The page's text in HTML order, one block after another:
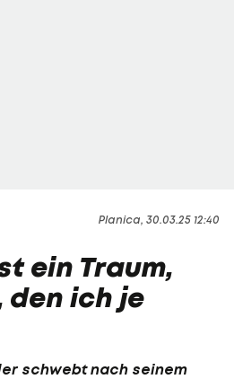
Planica, 30.03.25 12:40
ein Traum,
ich je
schwebt nach seinem